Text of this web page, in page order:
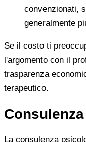
convenzionati,
generalmente
Se il costo ti
l'argomento con il
trasparenza
terapeutico.
La consulenza